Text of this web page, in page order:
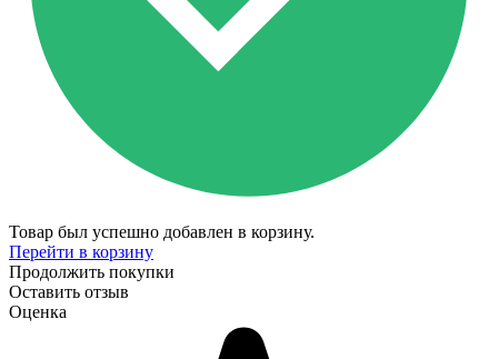
Товар был успешно добавлен в корзину.
Перейти в корзину
Продолжить покупки
Оставить отзыв
Оценка